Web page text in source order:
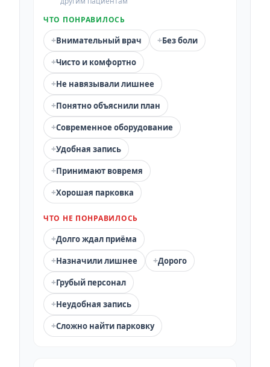
ЧТО ПОНРАВИЛОСЬ
+Внимательный врач +Без боли
+Чисто и комфортно
+Не навязывали лишнее
+Понятно объяснили план
+Современное оборудование
+Удобная запись
+Принимают вовремя
+Хорошая парковка
ЧТО НЕ ПОНРАВИЛОСЬ
+Долго ждал приёма
+Назначили лишнее +Дорого
+Грубый персонал
+Неудобная запись
+Сложно найти парковку